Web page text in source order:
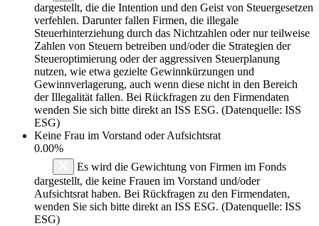
dargestellt, die die Intention und den Geist von Steuergesetzen
verfehlen. Darunter fallen Firmen, die illegale
Steuerhinterziehung durch das Nichtzahlen oder nur teilweise
Zahlen von Steuern betreiben und/oder die Strategien der
Steueroptimierung oder der aggressiven Steuerplanung
nutzen, wie etwa gezielte Gewinnkürzungen und
Gewinnverlagerung, auch wenn diese nicht in den Bereich
der Illegalität fallen. Bei Rückfragen zu den Firmendaten
wenden Sie sich bitte direkt an ISS ESG. (Datenquelle: ISS
ESG)
Keine Frau im Vorstand oder Aufsichtsrat
0.00%
Es wird die Gewichtung von Firmen im Fonds
dargestellt, die keine Frauen im Vorstand und/oder
Aufsichtsrat haben. Bei Rückfragen zu den Firmendaten,
wenden Sie sich bitte direkt an ISS ESG. (Datenquelle: ISS
ESG)